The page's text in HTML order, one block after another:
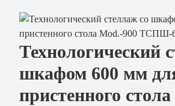
Технологический
шкафом 600 мм
пристенного